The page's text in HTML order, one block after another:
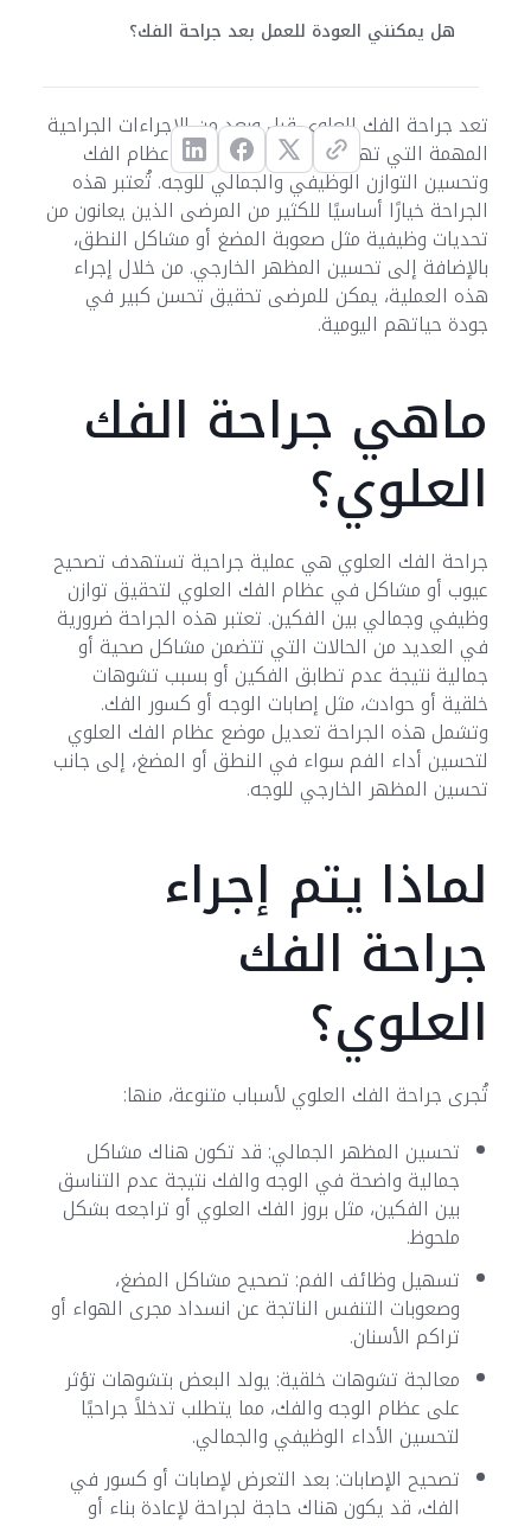
هل يمكنني العودة للعمل بعد جراحة الفك؟
تعد جراحة الفك العلوي قبل وبعد من الإجراءات الجراحية
المهمة التي تهدف إلى تصحيح مشاكل عظام الفك
وتحسين التوازن الوظيفي والجمالي للوجه. تُعتبر هذه
الجراحة خيارًا أساسيًا للكثير من المرضى الذين يعانون من
تحديات وظيفية مثل صعوبة المضغ أو مشاكل النطق،
بالإضافة إلى تحسين المظهر الخارجي. من خلال إجراء
هذه العملية، يمكن للمرضى تحقيق تحسن كبير في
جودة حياتهم اليومية.
ماهي جراحة الفك
العلوي؟
جراحة الفك العلوي هي عملية جراحية تستهدف تصحيح
عيوب أو مشاكل في عظام الفك العلوي لتحقيق توازن
وظيفي وجمالي بين الفكين. تعتبر هذه الجراحة ضرورية
في العديد من الحالات التي تتضمن مشاكل صحية أو
جمالية نتيجة عدم تطابق الفكين أو بسبب تشوهات
خلقية أو حوادث، مثل إصابات الوجه أو كسور الفك.
وتشمل هذه الجراحة تعديل موضع عظام الفك العلوي
لتحسين أداء الفم سواء في النطق أو المضغ، إلى جانب
تحسين المظهر الخارجي للوجه.
لماذا يتم إجراء
جراحة الفك
العلوي؟
تُجرى جراحة الفك العلوي لأسباب متنوعة، منها:
تحسين المظهر الجمالي: قد تكون هناك مشاكل
جمالية واضحة في الوجه والفك نتيجة عدم التناسق
بين الفكين، مثل بروز الفك العلوي أو تراجعه بشكل
ملحوظ.
تسهيل وظائف الفم: تصحيح مشاكل المضغ،
وصعوبات التنفس الناتجة عن انسداد مجرى الهواء أو
تراكم الأسنان.
معالجة تشوهات خلقية: يولد البعض بتشوهات تؤثر
على عظام الوجه والفك، مما يتطلب تدخلاً جراحيًا
لتحسين الأداء الوظيفي والجمالي.
تصحيح الإصابات: بعد التعرض لإصابات أو كسور في
الفك، قد يكون هناك حاجة لجراحة لإعادة بناء أو